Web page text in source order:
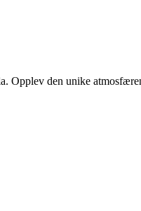
Opplev den unike